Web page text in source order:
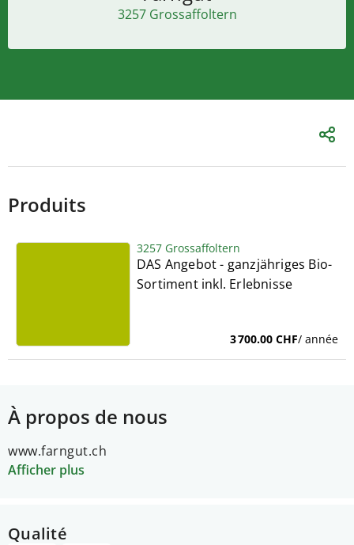
3257 Grossaffoltern
Produits
3257 Grossaffoltern
DAS Angebot - ganzjähriges Bio-
Sortiment inkl. Erlebnisse
3 700.00 CHF/ année
À propos de nous
www.farngut.ch
Afficher plus
Qualité